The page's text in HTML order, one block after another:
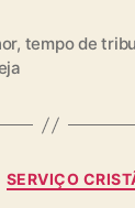
, tempo de
C
SERVIÇO